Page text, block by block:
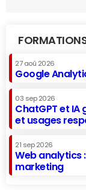
27 aoû 2026
Google
03 sep 2026
ChatGPT et IA
et usages
21 sep 2026
Web analytics
marketing